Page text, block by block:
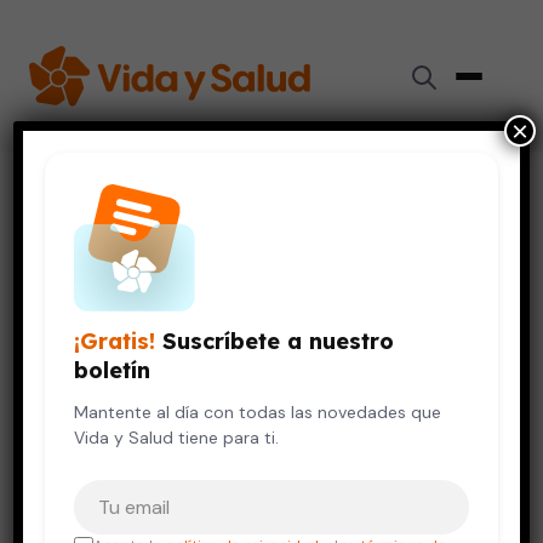
Videos de Salud
VIDA SALUDABLE
¿Qué es el tétanos?
12 de octubre, 2023
¡Gratis! Suscríbete a nuestro
boletín
Mantente al día con todas las novedades que
Vida y Salud tiene para ti.
×